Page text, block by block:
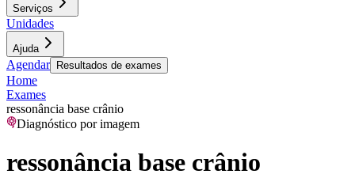
Serviços
Unidades
Ajuda
Agendar Resultados de exames
Home
Exames
ressonância base crânio
Diagnóstico por imagem
ressonância base crânio